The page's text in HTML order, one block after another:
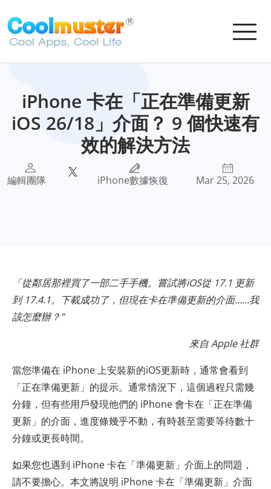
iPhone 卡在「正在準備更新
iOS 26/18」介面？ 9 個快速有
效的解決方法
編輯團隊 iPhone數據恢復 Mar 25, 2026
「從鄰居那裡買了一部二手手機。嘗試將iOS從 17.1 更新
到 17.4.1。下載成功了，但現在卡在準備更新的介面……我
該怎麼辦？”
來自 Apple 社群
當您準備在 iPhone 上安裝新的iOS更新時，通常會看到
「正在準備更新」的提示。通常情況下，這個過程只​​需幾
分鐘，但有些用戶發現他們的 iPhone 會卡在「正在準備
更新」的介面，進度條幾乎不動，有時甚至需要等待數十
分鐘或更長時間。
如果您也遇到 iPhone 卡在「準備更新」介面上的問題，
請不要擔心。本文將說明 iPhone 卡在「準備更新」介面